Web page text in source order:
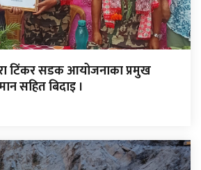
टिंकर सडक आयोजनाका प्रमुख
सहित बिदाइ ।